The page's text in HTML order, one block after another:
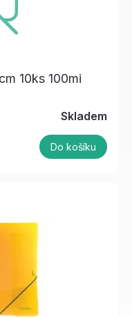
10ks 100mi
Skladem
Do košíku